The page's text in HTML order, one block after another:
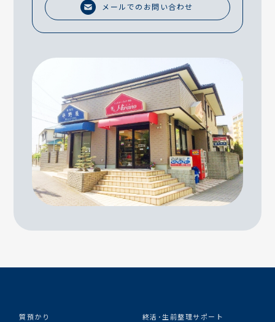
メールでのお問い合わせ
質預かり
終活･生前整理サポート